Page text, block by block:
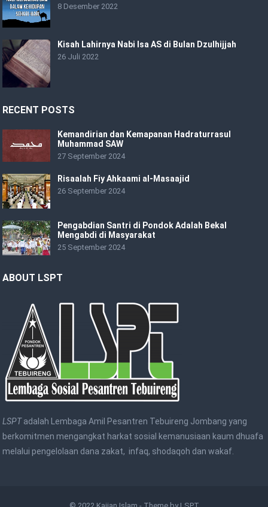
8 Desember 2022
Kisah Lahirnya Nabi Isa AS di Bulan Dzulhijjah
26 Juli 2022
RECENT POSTS
Kemandirian dan Kemapanan Hadraturrasul
Muhammad SAW
27 September 2024
Risaalah Fiy Ahkaami al-Masaajid
26 September 2024
Pengabdian Santri di Pondok Adalah Bekal
Mengabdi di Masyarakat
25 September 2024
ABOUT LSPT
LSPTadalah Lembaga Amil Pesantren Tebuireng Jombang yang
berkomitmen mengangkat harkat sosial kemanusiaan kaum dhuafa
melalui pengelolaan dana zakat, infaq, shodaqoh dan wakaf.